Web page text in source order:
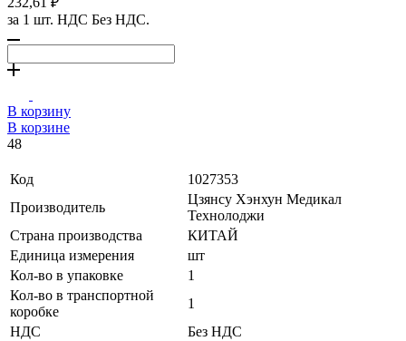
за 1 шт. НДС Без НДС.
В корзину
В корзине
48
Код
1027353
Производитель
Цзянсу Хэнхун Медикал
Технолоджи
Страна производства
КИТАЙ
Единица измерения
шт
Кол-во в упаковке
1
Кол-во в транспортной
коробке
1
НДС
Без НДС